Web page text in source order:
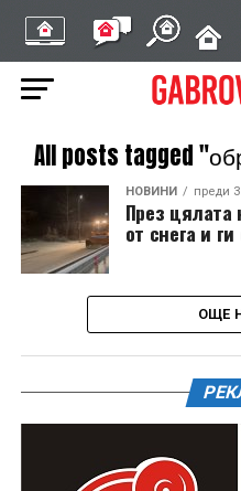
All posts tagged
НОВИНИ преди
През
от снега и
ОЩЕ